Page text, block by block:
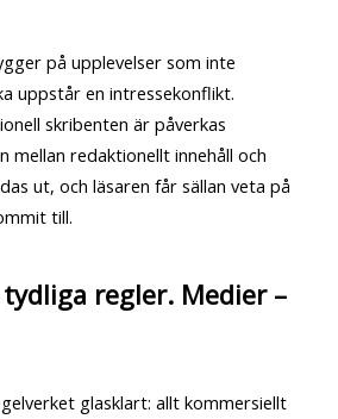
på upplevelser som inte
uppstår en intressekonflikt.
skribenten är påverkas
mellan redaktionellt innehåll och
ut, och läsaren får sällan veta på
till.
regler. Medier –
glasklart: allt kommersiellt